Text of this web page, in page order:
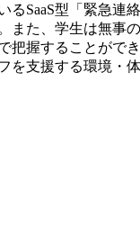
SaaS型「緊急連
た、学生は無事
握することができ
支援する環境・